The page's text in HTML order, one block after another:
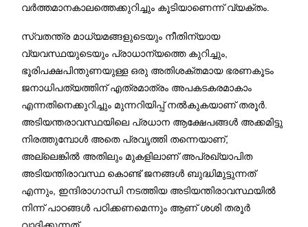
വർത്തമാനകാലത്തെക്കുറിച്ചും കൂടിയാണെന്ന് വ്യക്തം.
സ്വതന്ത്ര മാധ്യമങ്ങളുടെയും നീതിന്യായ
വ്യവസ്ഥയുടെയും പ്രാധാന്യത്തെ കുറിച്ചും,
ഭൂരിപക്ഷപിന്തുണയുള്ള ഒരു അതിശക്തമായ ഭരണകൂടം
ജനാധിപത്യത്തിന് എത്രമാത്രം അപകടകരമാകാം
എന്നതിനെക്കുറിച്ചും മുന്നറിയിപ്പ് നൽകുകയാണ് തരൂർ.
അടിയന്തരാവസ്ഥയിലെ പ്രധാന ആക്ഷേപങ്ങൾ അക്കമിട്ടു
നിരത്തുമ്പോൾ അതെ പ്രവൃത്തി തന്നെയാണ്,
അല്ലെങ്കിൽ അതിലും മുകളിലാണ് അപ്രഖ്യാപിത
അടിയന്തിരാവസ്ഥ കൊണ്ട് ജനങ്ങൾ ബുദ്ധിമുട്ടുന്നത്
എന്നും, ഇന്ദിരാഗാന്ധി നടത്തിയ അടിയന്തിരാവസ്ഥയിൽ
നിന്ന് പാഠങ്ങൾ പഠിക്കണമെന്നും ആണ് ശശി തരൂർ